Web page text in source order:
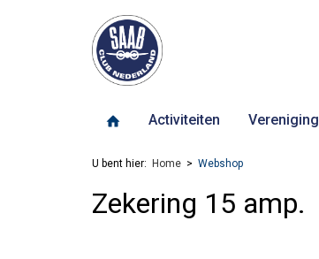
Activiteiten Vereniging
U bent hier: Home Webshop
Zekering 15 amp.